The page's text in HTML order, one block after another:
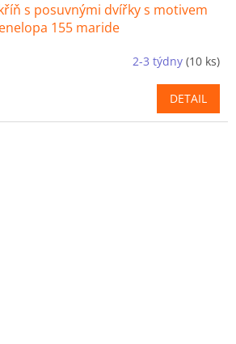
s posuvnými dvířky s motivem
155 maride
2-3 týdny (10 ks)
DETAIL